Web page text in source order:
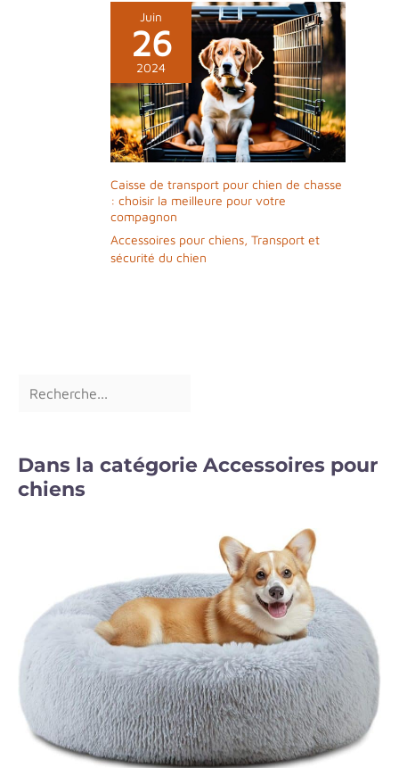
service client
Juin
26
2024
Caisse de transport pour chien de chasse
: choisir la meilleure pour votre
compagnon
Accessoires pour chiens, Transport et
sécurité du chien
Dans la catégorie Accessoires pour
chiens